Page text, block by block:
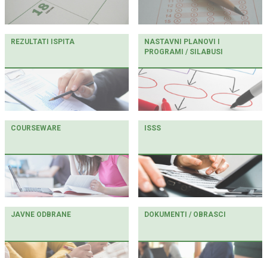
REZULTATI ISPITA
NASTAVNI PLANOVI I
PROGRAMI / SILABUSI
COURSEWARE ISSS
JAVNE ODBRANE DOKUMENTI / OBRASCI